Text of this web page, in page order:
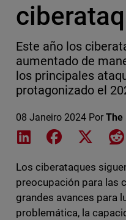
Este año los
aumentado de
los principales
protagonizado el
08 Janeiro 2024 Por The
Share on LinkedIn
Share onShare
Los ciberataques
preocupación para las
grandes avances para
problemática, la